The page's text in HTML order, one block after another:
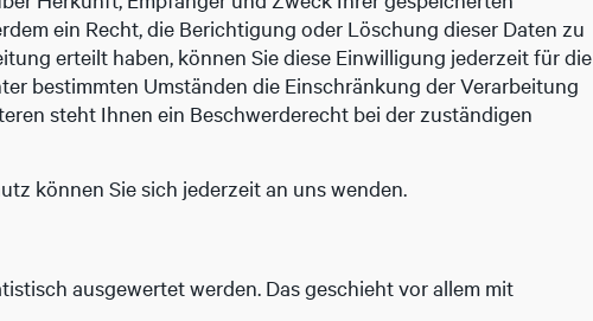
ein Recht, die Berichtigung oder Löschung dieser Daten zu
erteilt haben, können Sie diese Einwilligung jederzeit für die
bestimmten Umständen die Einschränkung der Verarbeitung
steht Ihnen ein Beschwerderecht bei der zuständigen
können Sie sich jederzeit an uns wenden.
ausgewertet werden. Das geschieht vor allem mit